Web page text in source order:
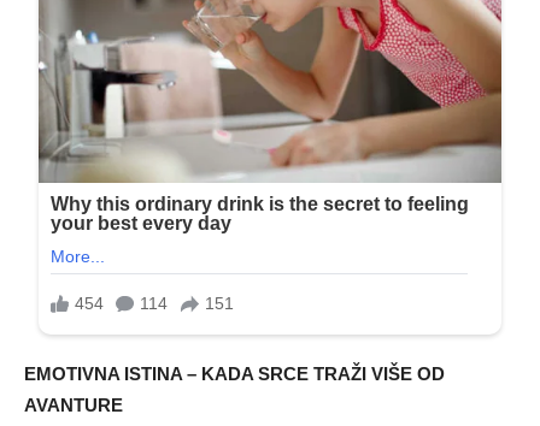
EMOTIVNA ISTINA – KADA SRCE TRAŽI VIŠE OD
AVANTURE